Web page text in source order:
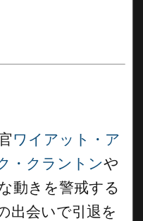
ワイアット・ア
・クラントンや
動きを警戒する
出会いで引退を